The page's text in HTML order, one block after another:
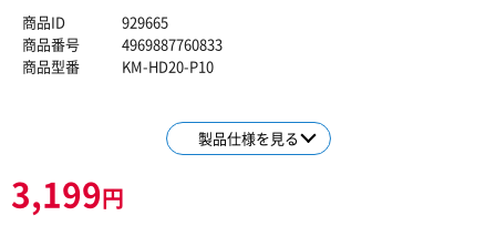
商品ID
929665
商品番号
4969887760833
商品型番
KM-HD20-P10
製品仕様を見る
3,199円